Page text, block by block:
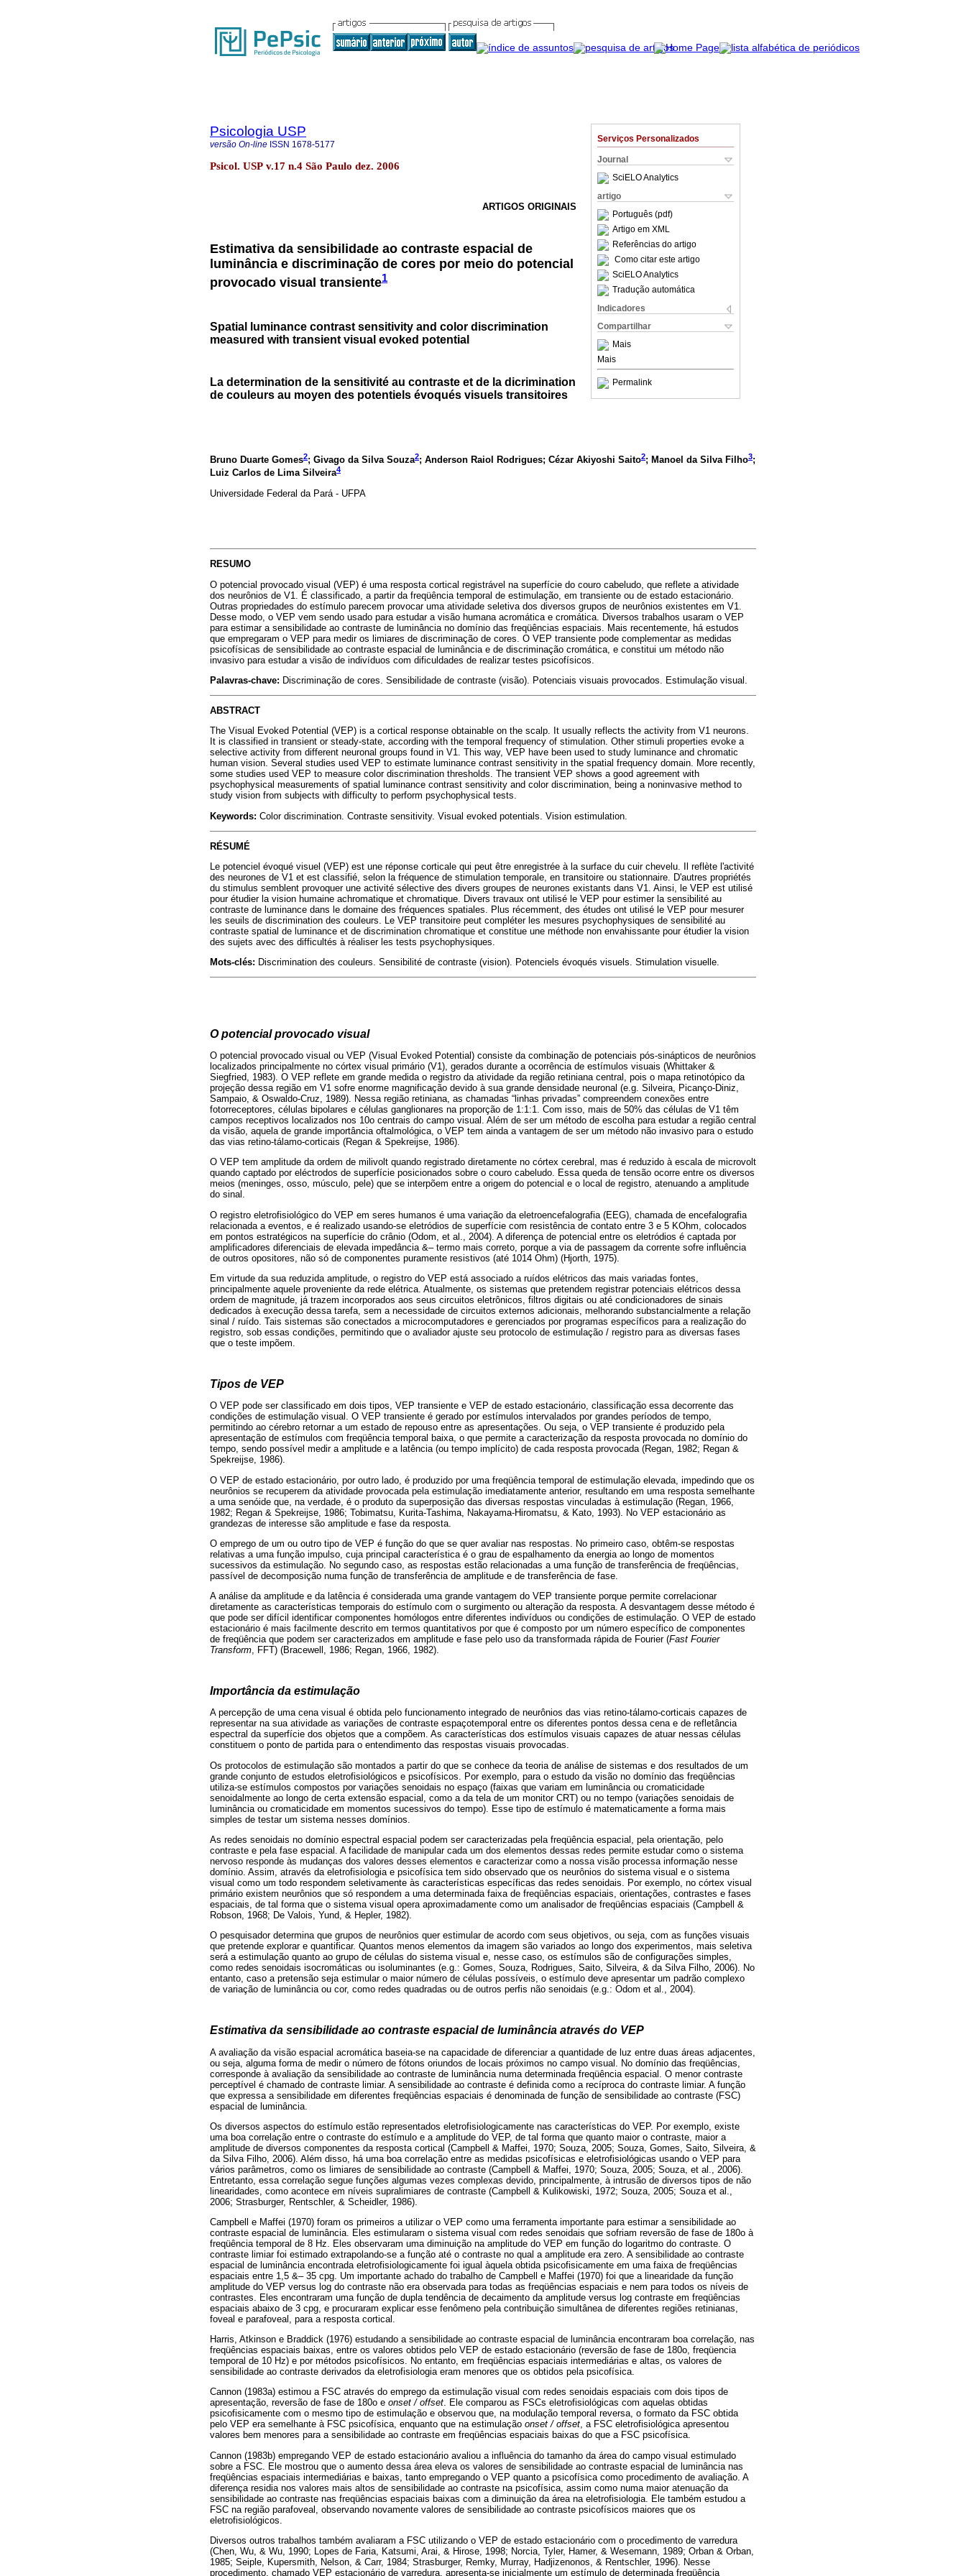
Serviços Personalizados
Journal
SciELO Analytics
artigo
Português (pdf)
Artigo em XML
Referências do artigo
Como citar este artigo
SciELO Analytics
Tradução automática
Indicadores
Compartilhar
Mais
Mais
Permalink
Psicologia USP
versão On-line ISSN 1678-5177
Psicol. USP v.17 n.4 São Paulo dez. 2006
ARTIGOS ORIGINAIS
Estimativa da sensibilidade ao contraste espacial de
luminância e discriminação de cores por meio do potencial
provocado visual transiente1
Spatial luminance contrast sensitivity and color discrimination
measured with transient visual evoked potential
La determination de la sensitivité au contraste et de la dicrimination
de couleurs au moyen des potentiels évoqués visuels transitoires
Bruno Duarte Gomes2; Givago da Silva Souza2; Anderson Raiol Rodrigues; Cézar Akiyoshi Saito2; Manoel da Silva Filho3;
Luiz Carlos de Lima Silveira4
Universidade Federal da Pará - UFPA
RESUMO
O potencial provocado visual (VEP) é uma resposta cortical registrável na superfície do couro cabeludo, que reflete a atividade
dos neurônios de V1. É classificado, a partir da freqüência temporal de estimulação, em transiente ou de estado estacionário.
Outras propriedades do estímulo parecem provocar uma atividade seletiva dos diversos grupos de neurônios existentes em V1.
Desse modo, o VEP vem sendo usado para estudar a visão humana acromática e cromática. Diversos trabalhos usaram o VEP
para estimar a sensibilidade ao contraste de luminância no domínio das freqüências espaciais. Mais recentemente, há estudos
que empregaram o VEP para medir os limiares de discriminação de cores. O VEP transiente pode complementar as medidas
psicofísicas de sensibilidade ao contraste espacial de luminância e de discriminação cromática, e constitui um método não
invasivo para estudar a visão de indivíduos com dificuldades de realizar testes psicofísicos.
Palavras-chave: Discriminação de cores. Sensibilidade de contraste (visão). Potenciais visuais provocados. Estimulação visual.
ABSTRACT
The Visual Evoked Potential (VEP) is a cortical response obtainable on the scalp. It usually reflects the activity from V1 neurons.
It is classified in transient or steady-state, according with the temporal frequency of stimulation. Other stimuli properties evoke a
selective activity from different neuronal groups found in V1. This way, VEP have been used to study luminance and chromatic
human vision. Several studies used VEP to estimate luminance contrast sensitivity in the spatial frequency domain. More recently,
some studies used VEP to measure color discrimination thresholds. The transient VEP shows a good agreement with
psychophysical measurements of spatial luminance contrast sensitivity and color discrimination, being a noninvasive method to
study vision from subjects with difficulty to perform psychophysical tests.
Keywords: Color discrimination. Contraste sensitivity. Visual evoked potentials. Vision estimulation.
RÉSUMÉ
Le potenciel évoqué visuel (VEP) est une réponse corticale qui peut être enregistrée à la surface du cuir chevelu. Il reflète l'activité
des neurones de V1 et est classifié, selon la fréquence de stimulation temporale, en transitoire ou stationnaire. D'autres propriétés
du stimulus semblent provoquer une activité sélective des divers groupes de neurones existants dans V1. Ainsi, le VEP est utilisé
pour étudier la vision humaine achromatique et chromatique. Divers travaux ont utilisé le VEP pour estimer la sensibilité au
contraste de luminance dans le domaine des fréquences spatiales. Plus récemment, des études ont utilisé le VEP pour mesurer
les seuils de discrimination des couleurs. Le VEP transitoire peut compléter les mesures psychophysiques de sensibilité au
contraste spatial de luminance et de discrimination chromatique et constitue une méthode non envahissante pour étudier la vision
des sujets avec des difficultés à réaliser les tests psychophysiques.
Mots-clés: Discrimination des couleurs. Sensibilité de contraste (vision). Potenciels évoqués visuels. Stimulation visuelle.
O potencial provocado visual
O potencial provocado visual ou VEP (Visual Evoked Potential) consiste da combinação de potenciais pós-sinápticos de neurônios
localizados principalmente no córtex visual primário (V1), gerados durante a ocorrência de estímulos visuais (Whittaker &
Siegfried, 1983). O VEP reflete em grande medida o registro da atividade da região retiniana central, pois o mapa retinotópico da
projeção dessa região em V1 sofre enorme magnificação devido à sua grande densidade neuronal (e.g. Silveira, Picanço-Diniz,
Sampaio, & Oswaldo-Cruz, 1989). Nessa região retiniana, as chamadas “linhas privadas” compreendem conexões entre
fotorreceptores, células bipolares e células ganglionares na proporção de 1:1:1. Com isso, mais de 50% das células de V1 têm
campos receptivos localizados nos 10o centrais do campo visual. Além de ser um método de escolha para estudar a região central
da visão, aquela de grande importância oftalmológica, o VEP tem ainda a vantagem de ser um método não invasivo para o estudo
das vias retino-tálamo-corticais (Regan & Spekreijse, 1986).
O VEP tem amplitude da ordem de milivolt quando registrado diretamente no córtex cerebral, mas é reduzido à escala de microvolt
quando captado por eléctrodos de superfície posicionados sobre o couro cabeludo. Essa queda de tensão ocorre entre os diversos
meios (meninges, osso, músculo, pele) que se interpõem entre a origem do potencial e o local de registro, atenuando a amplitude
do sinal.
O registro eletrofisiológico do VEP em seres humanos é uma variação da eletroencefalografia (EEG), chamada de encefalografia
relacionada a eventos, e é realizado usando-se eletródios de superfície com resistência de contato entre 3 e 5 KOhm, colocados
em pontos estratégicos na superfície do crânio (Odom, et al., 2004). A diferença de potencial entre os eletródios é captada por
amplificadores diferenciais de elevada impedância &– termo mais correto, porque a via de passagem da corrente sofre influência
de outros opositores, não só de componentes puramente resistivos (até 1014 Ohm) (Hjorth, 1975).
Em virtude da sua reduzida amplitude, o registro do VEP está associado a ruídos elétricos das mais variadas fontes,
principalmente aquele proveniente da rede elétrica. Atualmente, os sistemas que pretendem registrar potenciais elétricos dessa
ordem de magnitude, já trazem incorporados aos seus circuitos eletrônicos, filtros digitais ou até condicionadores de sinais
dedicados à execução dessa tarefa, sem a necessidade de circuitos externos adicionais, melhorando substancialmente a relação
sinal / ruído. Tais sistemas são conectados a microcomputadores e gerenciados por programas específicos para a realização do
registro, sob essas condições, permitindo que o avaliador ajuste seu protocolo de estimulação / registro para as diversas fases
que o teste impõem.
Tipos de VEP
O VEP pode ser classificado em dois tipos, VEP transiente e VEP de estado estacionário, classificação essa decorrente das
condições de estimulação visual. O VEP transiente é gerado por estímulos intervalados por grandes períodos de tempo,
permitindo ao cérebro retornar a um estado de repouso entre as apresentações. Ou seja, o VEP transiente é produzido pela
apresentação de estímulos com freqüência temporal baixa, o que permite a caracterização da resposta provocada no domínio do
tempo, sendo possível medir a amplitude e a latência (ou tempo implícito) de cada resposta provocada (Regan, 1982; Regan &
Spekreijse, 1986).
O VEP de estado estacionário, por outro lado, é produzido por uma freqüência temporal de estimulação elevada, impedindo que os
neurônios se recuperem da atividade provocada pela estimulação imediatamente anterior, resultando em uma resposta semelhante
a uma senóide que, na verdade, é o produto da superposição das diversas respostas vinculadas à estimulação (Regan, 1966,
1982; Regan & Spekreijse, 1986; Tobimatsu, Kurita-Tashima, Nakayama-Hiromatsu, & Kato, 1993). No VEP estacionário as
grandezas de interesse são amplitude e fase da resposta.
O emprego de um ou outro tipo de VEP é função do que se quer avaliar nas respostas. No primeiro caso, obtêm-se respostas
relativas a uma função impulso, cuja principal característica é o grau de espalhamento da energia ao longo de momentos
sucessivos da estimulação. No segundo caso, as respostas estão relacionadas a uma função de transferência de freqüências,
passível de decomposição numa função de transferência de amplitude e de transferência de fase.
A análise da amplitude e da latência é considerada uma grande vantagem do VEP transiente porque permite correlacionar
diretamente as características temporais do estímulo com o surgimento ou alteração da resposta. A desvantagem desse método é
que pode ser difícil identificar componentes homólogos entre diferentes indivíduos ou condições de estimulação. O VEP de estado
estacionário é mais facilmente descrito em termos quantitativos por que é composto por um número específico de componentes
de freqüência que podem ser caracterizados em amplitude e fase pelo uso da transformada rápida de Fourier (Fast Fourier
Transform , FFT) (Bracewell, 1986; Regan, 1966, 1982).
Importância da estimulação
A percepção de uma cena visual é obtida pelo funcionamento integrado de neurônios das vias retino-tálamo-corticais capazes de
representar na sua atividade as variações de contraste espaçotemporal entre os diferentes pontos dessa cena e de refletância
espectral da superfície dos objetos que a compõem. As características dos estímulos visuais capazes de atuar nessas células
constituem o ponto de partida para o entendimento das respostas visuais provocadas.
Os protocolos de estimulação são montados a partir do que se conhece da teoria de análise de sistemas e dos resultados de um
grande conjunto de estudos eletrofisiológicos e psicofísicos. Por exemplo, para o estudo da visão no domínio das freqüências
utiliza-se estímulos compostos por variações senoidais no espaço (faixas que variam em luminância ou cromaticidade
senoidalmente ao longo de certa extensão espacial, como a da tela de um monitor CRT) ou no tempo (variações senoidais de
luminância ou cromaticidade em momentos sucessivos do tempo). Esse tipo de estímulo é matematicamente a forma mais
simples de testar um sistema nesses domínios.
As redes senoidais no domínio espectral espacial podem ser caracterizadas pela freqüência espacial, pela orientação, pelo
contraste e pela fase espacial. A facilidade de manipular cada um dos elementos dessas redes permite estudar como o sistema
nervoso responde às mudanças dos valores desses elementos e caracterizar como a nossa visão processa informação nesse
domínio. Assim, através da eletrofisiologia e psicofísica tem sido observado que os neurônios do sistema visual e o sistema
visual como um todo respondem seletivamente às características específicas das redes senoidais. Por exemplo, no córtex visual
primário existem neurônios que só respondem a uma determinada faixa de freqüências espaciais, orientações, contrastes e fases
espaciais, de tal forma que o sistema visual opera aproximadamente como um analisador de freqüências espaciais (Campbell &
Robson, 1968; De Valois, Yund, & Hepler, 1982).
O pesquisador determina que grupos de neurônios quer estimular de acordo com seus objetivos, ou seja, com as funções visuais
que pretende explorar e quantificar. Quantos menos elementos da imagem são variados ao longo dos experimentos, mais seletiva
será a estimulação quanto ao grupo de células do sistema visual e, nesse caso, os estímulos são de configurações simples,
como redes senoidais isocromáticas ou isoluminantes (e.g.: Gomes, Souza, Rodrigues, Saito, Silveira, & da Silva Filho, 2006). No
entanto, caso a pretensão seja estimular o maior número de células possíveis, o estímulo deve apresentar um padrão complexo
de variação de luminância ou cor, como redes quadradas ou de outros perfis não senoidais (e.g.: Odom et al., 2004).
Estimativa da sensibilidade ao contraste espacial de luminância através do VEP
A avaliação da visão espacial acromática baseia-se na capacidade de diferenciar a quantidade de luz entre duas áreas adjacentes,
ou seja, alguma forma de medir o número de fótons oriundos de locais próximos no campo visual. No domínio das freqüências,
corresponde à avaliação da sensibilidade ao contraste de luminância numa determinada freqüência espacial. O menor contraste
perceptível é chamado de contraste limiar. A sensibilidade ao contraste é definida como a recíproca do contraste limiar. A função
que expressa a sensibilidade em diferentes freqüências espaciais é denominada de função de sensibilidade ao contraste (FSC)
espacial de luminância.
Os diversos aspectos do estímulo estão representados eletrofisiologicamente nas características do VEP. Por exemplo, existe
uma boa correlação entre o contraste do estímulo e a amplitude do VEP, de tal forma que quanto maior o contraste, maior a
amplitude de diversos componentes da resposta cortical (Campbell & Maffei, 1970; Souza, 2005; Souza, Gomes, Saito, Silveira, &
da Silva Filho, 2006). Além disso, há uma boa correlação entre as medidas psicofísicas e eletrofisiológicas usando o VEP para
vários parâmetros, como os limiares de sensibilidade ao contraste (Campbell & Maffei, 1970; Souza, 2005; Souza, et al., 2006).
Entretanto, essa correlação segue funções algumas vezes complexas devido, principalmente, à intrusão de diversos tipos de não
linearidades, como acontece em níveis supralimiares de contraste (Campbell & Kulikowiski, 1972; Souza, 2005; Souza et al.,
2006; Strasburger, Rentschler, & Scheidler, 1986).
Campbell e Maffei (1970) foram os primeiros a utilizar o VEP como uma ferramenta importante para estimar a sensibilidade ao
contraste espacial de luminância. Eles estimularam o sistema visual com redes senoidais que sofriam reversão de fase de 180o à
freqüência temporal de 8 Hz. Eles observaram uma diminuição na amplitude do VEP em função do logaritmo do contraste. O
contraste limiar foi estimado extrapolando-se a função até o contraste no qual a amplitude era zero. A sensibilidade ao contraste
espacial de luminância encontrada eletrofisiologicamente foi igual àquela obtida psicofisicamente em uma faixa de freqüências
espaciais entre 1,5 &– 35 cpg. Um importante achado do trabalho de Campbell e Maffei (1970) foi que a linearidade da função
amplitude do VEP versus log do contraste não era observada para todas as freqüências espaciais e nem para todos os níveis de
contrastes. Eles encontraram uma função de dupla tendência de decaimento da amplitude versus log contraste em freqüências
espaciais abaixo de 3 cpg, e procuraram explicar esse fenômeno pela contribuição simultânea de diferentes regiões retinianas,
foveal e parafoveal, para a resposta cortical.
Harris, Atkinson e Braddick (1976) estudando a sensibilidade ao contraste espacial de luminância encontraram boa correlação, nas
freqüências espaciais baixas, entre os valores obtidos pelo VEP de estado estacionário (reversão de fase de 180o, freqüencia
temporal de 10 Hz) e por métodos psicofísicos. No entanto, em freqüências espaciais intermediárias e altas, os valores de
sensibilidade ao contraste derivados da eletrofisiologia eram menores que os obtidos pela psicofísica.
Cannon (1983a) estimou a FSC através do emprego da estimulação visual com redes senoidais espaciais com dois tipos de
apresentação, reversão de fase de 180o e onset / offset. Ele comparou as FSCs eletrofisiológicas com aquelas obtidas
psicofisicamente com o mesmo tipo de estimulação e observou que, na modulação temporal reversa, o formato da FSC obtida
pelo VEP era semelhante à FSC psicofísica, enquanto que na estimulação onset / offset, a FSC eletrofisiológica apresentou
valores bem menores para a sensibilidade ao contraste em freqüências espaciais baixas do que a FSC psicofísica.
Cannon (1983b) empregando VEP de estado estacionário avaliou a influência do tamanho da área do campo visual estimulado
sobre a FSC. Ele mostrou que o aumento dessa área eleva os valores de sensibilidade ao contraste espacial de luminância nas
freqüências espaciais intermediárias e baixas, tanto empregando o VEP quanto a psicofísica como procedimento de avaliação. A
diferença residia nos valores mais altos de sensibilidade ao contraste na psicofísica, assim como numa maior atenuação da
sensibilidade ao contraste nas freqüências espaciais baixas com a diminuição da área na eletrofisiologia. Ele também estudou a
FSC na região parafoveal, observando novamente valores de sensibilidade ao contraste psicofísicos maiores que os
eletrofisiológicos.
Diversos outros trabalhos também avaliaram a FSC utilizando o VEP de estado estacionário com o procedimento de varredura
(Chen, Wu, & Wu, 1990; Lopes de Faria, Katsumi, Arai, & Hirose, 1998; Norcia, Tyler, Hamer, & Wesemann, 1989; Orban & Orban,
1985; Seiple, Kupersmith, Nelson, & Carr, 1984; Strasburger, Remky, Murray, Hadjizenonos, & Rentschler, 1996). Nesse
procedimento, chamado VEP estacionário de varredura, apresenta-se inicialmente um estímulo de determinada freqüência